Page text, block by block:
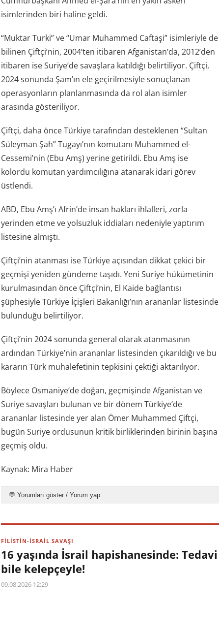
isimlerinden biri haline geldi.
“Muktar Turki” ve “Umar Muhammed Caftaşi” isimleriyle de
bilinen Çiftçi’nin, 2004’ten itibaren Afganistan’da, 2012’den
itibaren ise Suriye’de savaşlara katıldığı belirtiliyor. Çiftçi,
2024 sonunda Şam’ın ele geçirilmesiyle sonuçlanan
operasyonların planlanmasında da rol alan isimler
arasında gösteriliyor.
Çiftçi, daha önce Türkiye tarafından desteklenen “Sultan
Süleyman Şah” Tugayı’nın komutanı Muhammed el-
Cessemi’nin (Ebu Amş) yerine getirildi. Ebu Amş ise
kolordu komutan yardımcılığına atanarak idari görev
üstlendi.
ABD, Ebu Amş’ı Afrin’de insan hakları ihlalleri, zorla
yerinden etme ve yolsuzluk iddiaları nedeniyle yaptırım
listesine almıştı.
Çiftçi’nin atanması ise Türkiye açısından dikkat çekici bir
geçmişi yeniden gündeme taşıdı. Yeni Suriye hükümetinin
kurulmasından önce Çiftçi’nin, El Kaide bağlantısı
şüphesiyle Türkiye İçişleri Bakanlığı’nın arananlar listesinde
bulunduğu belirtiliyor.
Çiftçi’nin 2024 sonunda general olarak atanmasının
ardından Türkiye’nin arananlar listesinden çıkarıldığı ve bu
kararın Türk muhalefetinin tepkisini çektiği aktarılıyor.
Böylece Osmaniye’de doğan, geçmişinde Afganistan ve
Suriye savaşları bulunan ve bir dönem Türkiye’de
arananlar listesinde yer alan Ömer Muhammed Çiftçi,
bugün Suriye ordusunun kritik birliklerinden birinin başına
geçmiş oldu.
Kaynak: Mira Haber
💬 Yorumları göster / Yorum yap
FİLİSTİN-İSRAİL SAVAŞI
16 yaşında İsrail hapishanesinde: Tedavi
bile kelepçeyle!
09.08.2026 12:29